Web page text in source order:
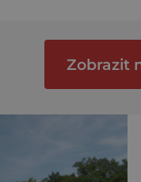
součástí špitálu
Zobrazit